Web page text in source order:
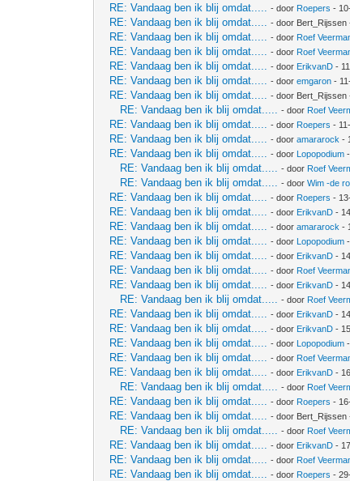
RE: Vandaag ben ik blij omdat..... - door Roepers -
RE: Vandaag ben ik blij omdat..... - door Bert_Rijssen
RE: Vandaag ben ik blij omdat..... - door Roef
RE: Vandaag ben ik blij omdat..... - door Roef
RE: Vandaag ben ik blij omdat..... - door ErikvanD -
RE: Vandaag ben ik blij omdat..... - dooremgaron -
RE: Vandaag ben ik blij omdat..... - door Bert_Rijssen
RE: Vandaag ben ik blij omdat..... - door Roef
RE: Vandaag ben ik blij omdat..... - door Roepers -
RE: Vandaag ben ik blij omdat..... - dooramararock -
RE: Vandaag ben ik blij omdat..... - door Lopopodium
RE: Vandaag ben ik blij omdat..... - door Roef
RE: Vandaag ben ik blij omdat..... - doorWim -de
RE: Vandaag ben ik blij omdat..... - door Roepers -
RE: Vandaag ben ik blij omdat..... - door ErikvanD -
RE: Vandaag ben ik blij omdat..... - dooramararock -
RE: Vandaag ben ik blij omdat..... - door Lopopodium
RE: Vandaag ben ik blij omdat..... - door ErikvanD -
RE: Vandaag ben ik blij omdat..... - door Roef
RE: Vandaag ben ik blij omdat..... - door ErikvanD -
RE: Vandaag ben ik blij omdat..... - door Roef
RE: Vandaag ben ik blij omdat..... - door ErikvanD -
RE: Vandaag ben ik blij omdat..... - door ErikvanD -
RE: Vandaag ben ik blij omdat..... - door Lopopodium
RE: Vandaag ben ik blij omdat..... - door Roef
RE: Vandaag ben ik blij omdat..... - door ErikvanD -
RE: Vandaag ben ik blij omdat..... - door Roef
RE: Vandaag ben ik blij omdat..... - door Roepers -
RE: Vandaag ben ik blij omdat..... - door Bert_Rijssen
RE: Vandaag ben ik blij omdat..... - door Roef
RE: Vandaag ben ik blij omdat..... - door ErikvanD -
RE: Vandaag ben ik blij omdat..... - door Roef
RE: Vandaag ben ik blij omdat..... - door Roepers -